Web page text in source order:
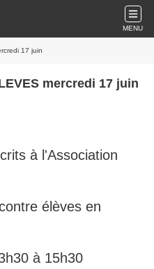
MENU
17 juin
mercredi 17 juin
à l'Association
élèves en
à 15h30